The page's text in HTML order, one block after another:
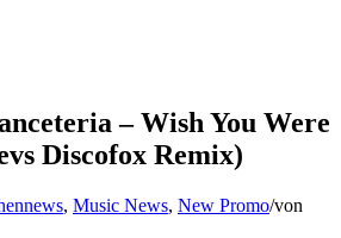
– Wish You Were
Discofox Remix)
, Music News, New Promo/von